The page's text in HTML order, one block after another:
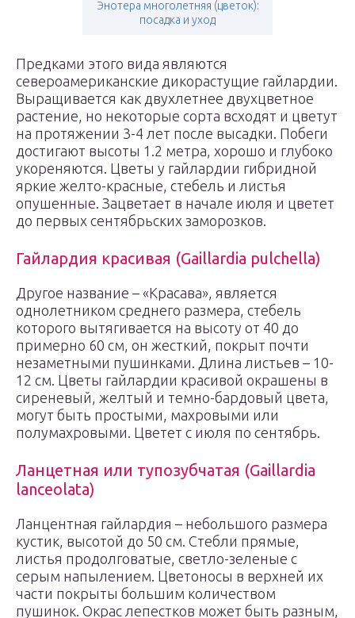
Энотера многолетняя (цветок):
посадка и уход
Предками этого вида являются
североамериканские дикорастущие гайлардии.
Выращивается как двухлетнее двухцветное
растение, но некоторые сорта всходят и цветут
на протяжении 3-4 лет после высадки. Побеги
достигают высоты 1.2 метра, хорошо и глубоко
укореняются. Цветы у гайлардии гибридной
яркие желто-красные, стебель и листья
опушенные. Зацветает в начале июля и цветет
до первых сентябрьских заморозков.
Гайлардия красивая (Gaillardia pulchella)
Другое название – «Красава», является
однолетником среднего размера, стебель
которого вытягивается на высоту от 40 до
примерно 60 см, он жесткий, покрыт почти
незаметными пушинками. Длина листьев – 10-
12 см. Цветы гайлардии красивой окрашены в
сиреневый, желтый и темно-бардовый цвета,
могут быть простыми, махровыми или
полумахровыми. Цветет с июля по сентябрь.
Ланцетная или тупозубчатая (Gaillardia
lanceolata)
Ланцентная гайлардия – небольшого размера
кустик, высотой до 50 см. Стебли прямые,
листья продолговатые, светло-зеленые с
серым напылением. Цветоносы в верхней их
части покрыты большим количеством
пушинок. Окрас лепестков может быть разным,